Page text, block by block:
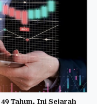
Tahun, Ini Sejarah